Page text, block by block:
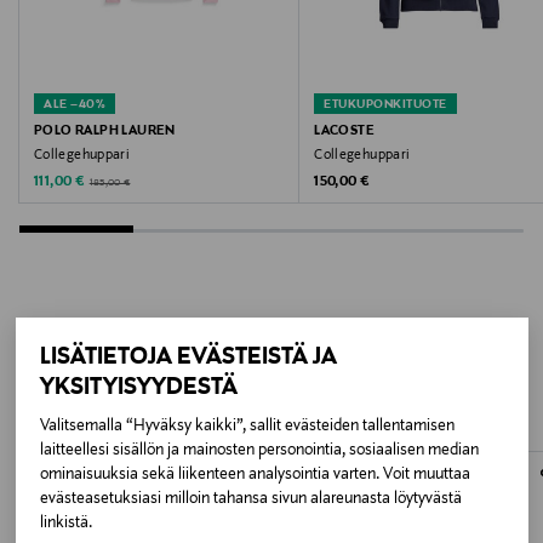
LISÄTIETOJA EVÄSTEISTÄ JA
YKSITYISYYDESTÄ
Valitsemalla “Hyväksy kaikki”, sallit evästeiden tallentamisen
laitteellesi sisällön ja mainosten personointia, sosiaalisen median
ominaisuuksia sekä liikenteen analysointia varten. Voit muuttaa
evästeasetuksiasi milloin tahansa sivun alareunasta löytyvästä
linkistä.
Valmistaja
GANT AB
Valmistajan osoite
Digitaalinen osoite
info@gant.com
Avainsanat
huppari, collegepaita, puuvillapaita, GANT, miesten
huppari, vapaa-ajan vaatteet
ALE –40%
POLO RALPH LAUREN
Collegehuppari
Discounted Price
111,00 € Original Price
185,00 €
ETUKUPONKITUOTE
LACOSTE
Collegehuppari
Original Price
150,00 €
LISÄÄ KIINNOSTAVIA
TUOTTEITA